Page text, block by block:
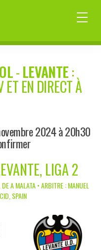
-LEVANTE:
ET EN DIRECT À
2024 à 20h30
LIGA 2
A MALATA • ARBITRE : MANUEL
SPAIN